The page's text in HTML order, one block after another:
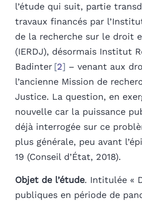
l’étude qui suit, partie
travaux financés par
de la recherche sur le droit
(IERDJ), désormais Institut
Badinter 2
– venant aux
l’ancienne Mission de
Justice. La question, en
nouvelle car la puissance
déjà interrogée sur ce
plus générale, peu avant
19 (Conseil d’État, 2018).
Objet de l’étude. Intitulée «
publiques en période de